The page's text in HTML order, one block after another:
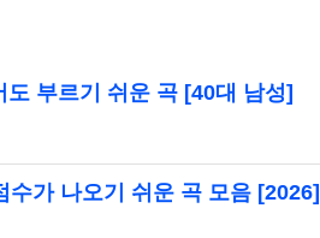
부르기 쉬운 곡 [40대 남성]
가 나오기 쉬운 곡 모음 [2026]